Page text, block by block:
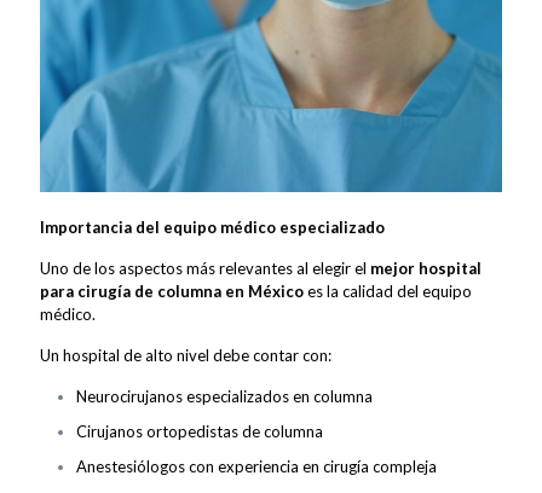
Importancia del equipo médico especializado
Uno de los aspectos más relevantes al elegir el mejor hospital
para cirugía de columna en Méxicoes la calidad del equipo
médico.
Un hospital de alto nivel debe contar con:
Neurocirujanos especializados en columna
Cirujanos ortopedistas de columna
Anestesiólogos con experiencia en cirugía compleja